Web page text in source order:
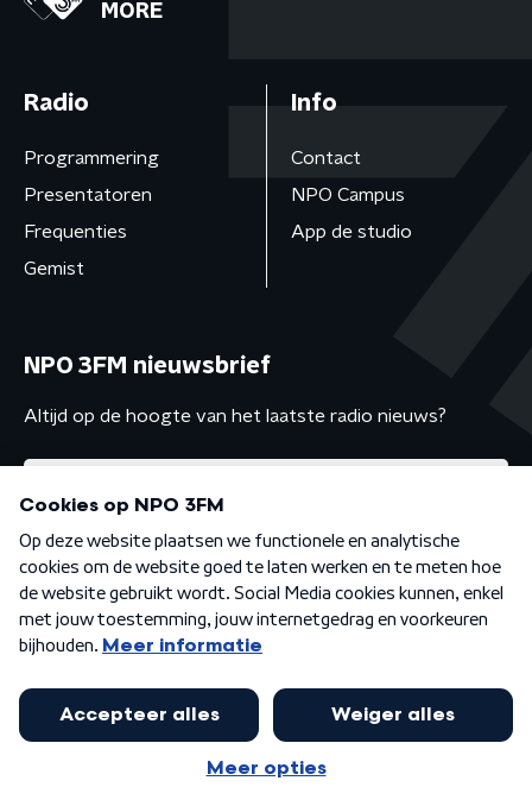
MORE
Radio
Programmering
Presentatoren
Frequenties
Gemist
Info
Contact
NPO Campus
App de studio
NPO 3FM nieuwsbrief
Altijd op de hoogte van het laatste radio nieuws?
Algemene voorwaarden Privacybeleid